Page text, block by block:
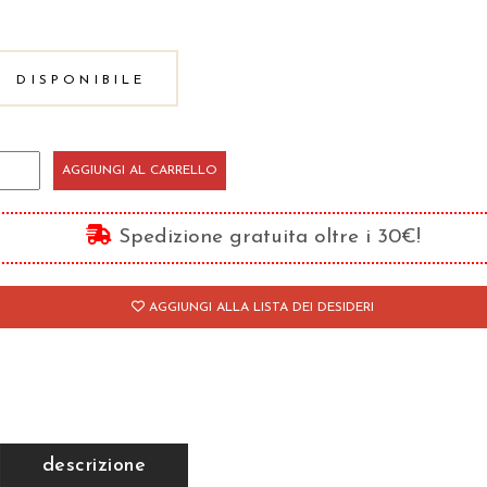
DISPONIBILE
AGGIUNGI AL CARRELLO
Spedizione gratuita oltre i 30€!
AGGIUNGI ALLA LISTA DEI DESIDERI
descrizione